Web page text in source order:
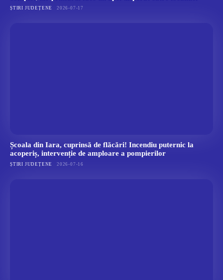
ȘTIRI JUDEȚENE 2026-07-17
Școala din Iara, cuprinsă de flăcări! Incendiu puternic la
acoperiș, intervenție de amploare a pompierilor
ȘTIRI JUDEȚENE 2026-07-16